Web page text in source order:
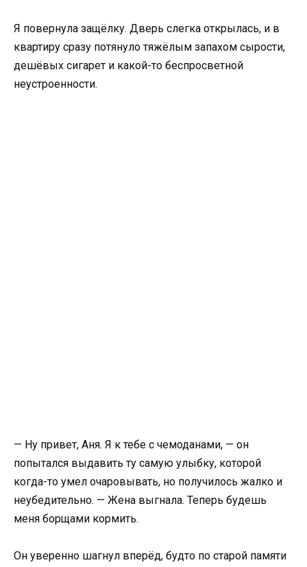
Я повернула защёлку. Дверь слегка открылась, и в
квартиру сразу потянуло тяжёлым запахом сырости,
дешёвых сигарет и какой-то беспросветной
неустроенности.
— Ну привет, Аня. Я к тебе с чемоданами, — он
попытался выдавить ту самую улыбку, которой
когда-то умел очаровывать, но получилось жалко и
неубедительно. — Жена выгнала. Теперь будешь
меня борщами кормить.
Он уверенно шагнул вперёд, будто по старой памяти